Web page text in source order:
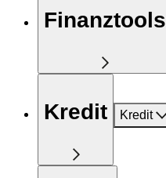
Finanztools
Kredit Kredit